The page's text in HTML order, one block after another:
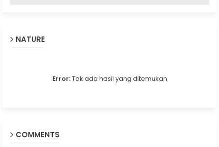
NATURE
Error:Tak ada hasil yang ditemukan
COMMENTS